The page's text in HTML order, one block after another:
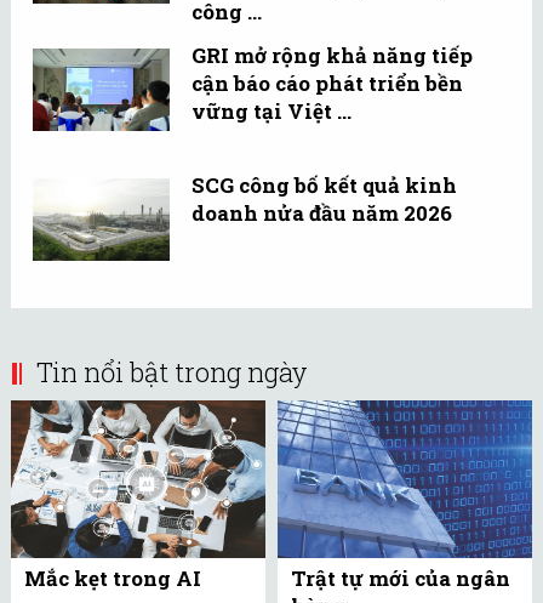
công ...
GRI mở rộng khả năng tiếp
cận báo cáo phát triển bền
vững tại Việt ...
SCG công bố kết quả kinh
doanh nửa đầu năm 2026
Tin nổi bật trong ngày
Mắc kẹt trong AI
Trật tự mới của ngân